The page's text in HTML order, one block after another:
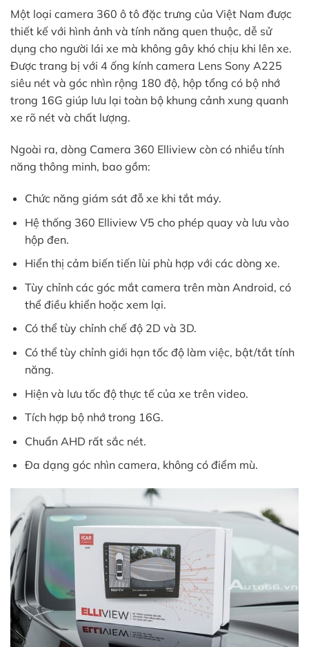
Một loại camera 360 ô tô đặc trưng của Việt Nam được
thiết kế với hình ảnh và tính năng quen thuộc, dễ sử
dụng cho người lái xe mà không gây khó chịu khi lên xe.
Được trang bị với 4 ống kính camera Lens Sony A225
siêu nét và góc nhìn rộng 180 độ, hộp tổng có bộ nhớ
trong 16G giúp lưu lại toàn bộ khung cảnh xung quanh
xe rõ nét và chất lượng.
Ngoài ra, dòng Camera 360 Elliview còn có nhiều tính
năng thông minh, bao gồm:
Chức năng giám sát đỗ xe khi tắt máy.
Hệ thống 360 Elliview V5 cho phép quay và lưu vào
hộp đen.
Hiển thị cảm biến tiến lùi phù hợp với các dòng xe.
Tùy chỉnh các góc mắt camera trên màn Android, có
thể điều khiển hoặc xem lại.
Có thể tùy chỉnh chế độ 2D và 3D.
Có thể tùy chỉnh giới hạn tốc độ làm việc, bật/tắt tính
năng.
Hiện và lưu tốc độ thực tế của xe trên video.
Tích hợp bộ nhớ trong 16G.
Chuẩn AHD rất sắc nét.
Đa dạng góc nhìn camera, không có điểm mù.